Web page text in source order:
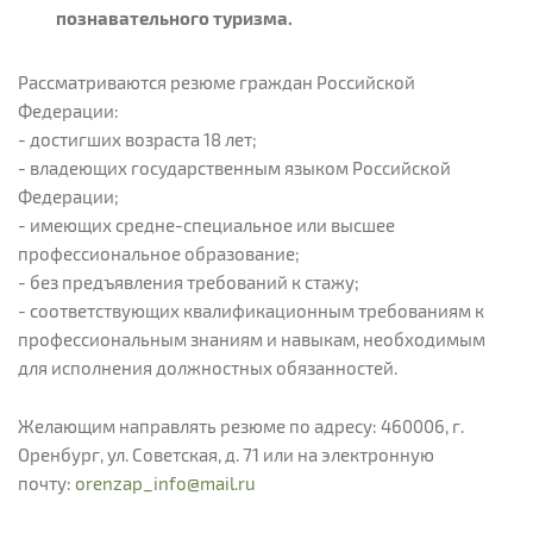
познавательного туризма.
Рассматриваются резюме граждан Российской
Федерации:
- достигших возраста 18 лет;
- владеющих государственным языком Российской
Федерации;
- имеющих средне-специальное или высшее
профессиональное образование;
- без предъявления требований к стажу;
- соответствующих квалификационным требованиям к
профессиональным знаниям и навыкам, необходимым
для исполнения должностных обязанностей.
Желающим направлять резюме по адресу: 460006, г.
Оренбург, ул. Советская, д. 71 или на электронную
почту: orenzap_info@mail.ru